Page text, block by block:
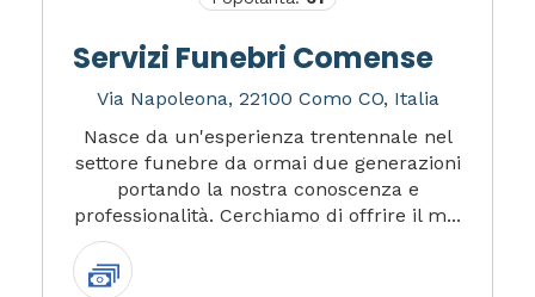
Servizi Funebri Comense
Via Napoleona, 22100 Como CO, Italia
Nasce da un'esperienza trentennale nel
settore funebre da ormai due generazioni
portando la nostra conoscenza e
professionalità. Cerchiamo di offrire il m...